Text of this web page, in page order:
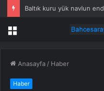
Baltık kuru yük navlun
Menü
Anasayfa / Haber
Haber